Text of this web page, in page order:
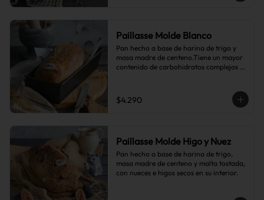
Paillasse Molde Blanco
Pan hecho a base de harina de trigo y
masa madre de centeno.Tiene un mayor
contenido de carbohidratos complejos
$4.290
Paillasse Molde Higo y Nuez
Pan hecho a base de harina de trigo,
masa madre de centeno y malta tostada,
con nueces e higos secos en su interior.